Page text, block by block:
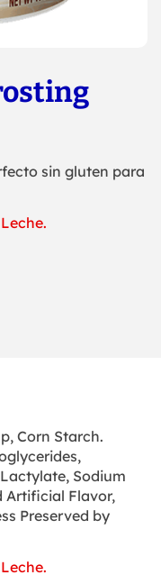
sin gluten para
Corn Starch.
Sodium
Artificial Flavor,
Preserved by